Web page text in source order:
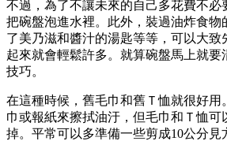
不過，為了不讓未來的自己多花費不必
把碗盤泡進水裡。此外，裝過油炸食物
了美乃滋和醬汁的湯匙等等，可以大致
起來就會輕鬆許多。就算碗盤馬上就要
技巧。
在這種時候，舊毛巾和舊Ｔ恤就很好用
巾或報紙來擦拭油汙，但毛巾和Ｔ恤可
掉。平常可以多準備一些剪成10公分見